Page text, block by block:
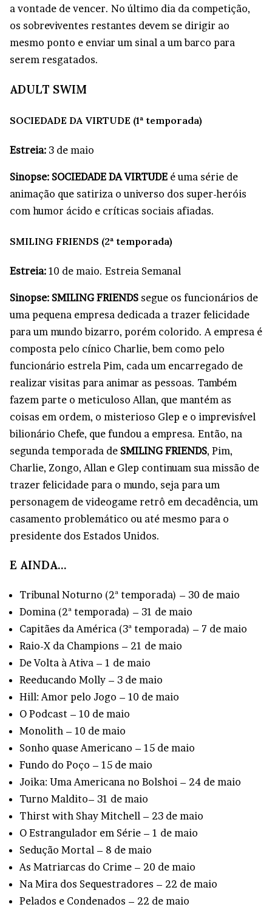
a vontade de vencer. No último dia da competição,
os sobreviventes restantes devem se dirigir ao
mesmo ponto e enviar um sinal a um barco para
serem resgatados.
ADULT SWIM
SOCIEDADE DA VIRTUDE (1ª temporada)
Estreia: 3 de maio
Sinopse: SOCIEDADE DA VIRTUDE é uma série de
animação que satiriza o universo dos super-heróis
com humor ácido e críticas sociais afiadas.
SMILING FRIENDS (2ª temporada)
Estreia: 10 de maio. Estreia Semanal
Sinopse: SMILING FRIENDS segue os funcionários de
uma pequena empresa dedicada a trazer felicidade
para um mundo bizarro, porém colorido. A empresa é
composta pelo cínico Charlie, bem como pelo
funcionário estrela Pim, cada um encarregado de
realizar visitas para animar as pessoas. Também
fazem parte o meticuloso Allan, que mantém as
coisas em ordem, o misterioso Glep e o imprevisível
bilionário Chefe, que fundou a empresa. Então, na
segunda temporada de SMILING FRIENDS, Pim,
Charlie, Zongo, Allan e Glep continuam sua missão de
trazer felicidade para o mundo, seja para um
personagem de videogame retrô em decadência, um
casamento problemático ou até mesmo para o
presidente dos Estados Unidos.
E AINDA…
Tribunal Noturno (2ª temporada) – 30 de maio
Domina (2ª temporada) – 31 de maio
Capitães da América (3ª temporada) – 7 de maio
Raio-X da Champions – 21 de maio
De Volta à Ativa – 1 de maio
Reeducando Molly – 3 de maio
Hill: Amor pelo Jogo – 10 de maio
O Podcast – 10 de maio
Monolith – 10 de maio
Sonho quase Americano – 15 de maio
Fundo do Poço – 15 de maio
Joika: Uma Americana no Bolshoi – 24 de maio
Turno Maldito– 31 de maio
Thirst with Shay Mitchell – 23 de maio
O Estrangulador em Série – 1 de maio
Sedução Mortal – 8 de maio
As Matriarcas do Crime – 20 de maio
Na Mira dos Sequestradores – 22 de maio
Pelados e Condenados – 22 de maio